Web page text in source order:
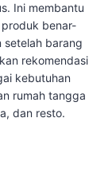
Ini membantu
benar-
setelah barang
rekomendasi
kebutuhan
rumah tangga
dan resto.